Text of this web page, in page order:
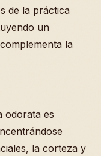
de la práctica
un
la
odorata es
la corteza y